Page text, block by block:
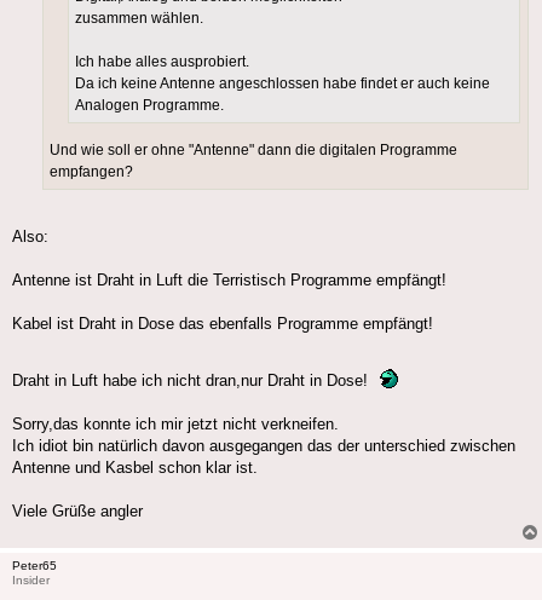
zusammen wählen.
Ich habe alles ausprobiert.
Da ich keine Antenne angeschlossen habe findet er auch keine
Analogen Programme.
Und wie soll er ohne "Antenne" dann die digitalen Programme
empfangen?
Also:
Antenne ist Draht in Luft die Terristisch Programme empfängt!
Kabel ist Draht in Dose das ebenfalls Programme empfängt!
Draht in Luft habe ich nicht dran,nur Draht in Dose!
Sorry,das konnte ich mir jetzt nicht verkneifen.
Ich idiot bin natürlich davon ausgegangen das der unterschied zwischen
Antenne und Kasbel schon klar ist.
Viele Grüße angler
Peter65
Insider